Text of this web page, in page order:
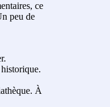
ce
peu de
À